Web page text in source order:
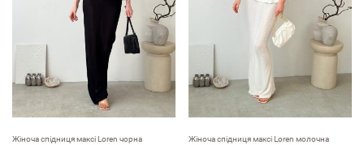
Жіноча спідниця максі Loren чорна Жіноча спідниця максі Loren молочна
Залишити вiдгук про магазин